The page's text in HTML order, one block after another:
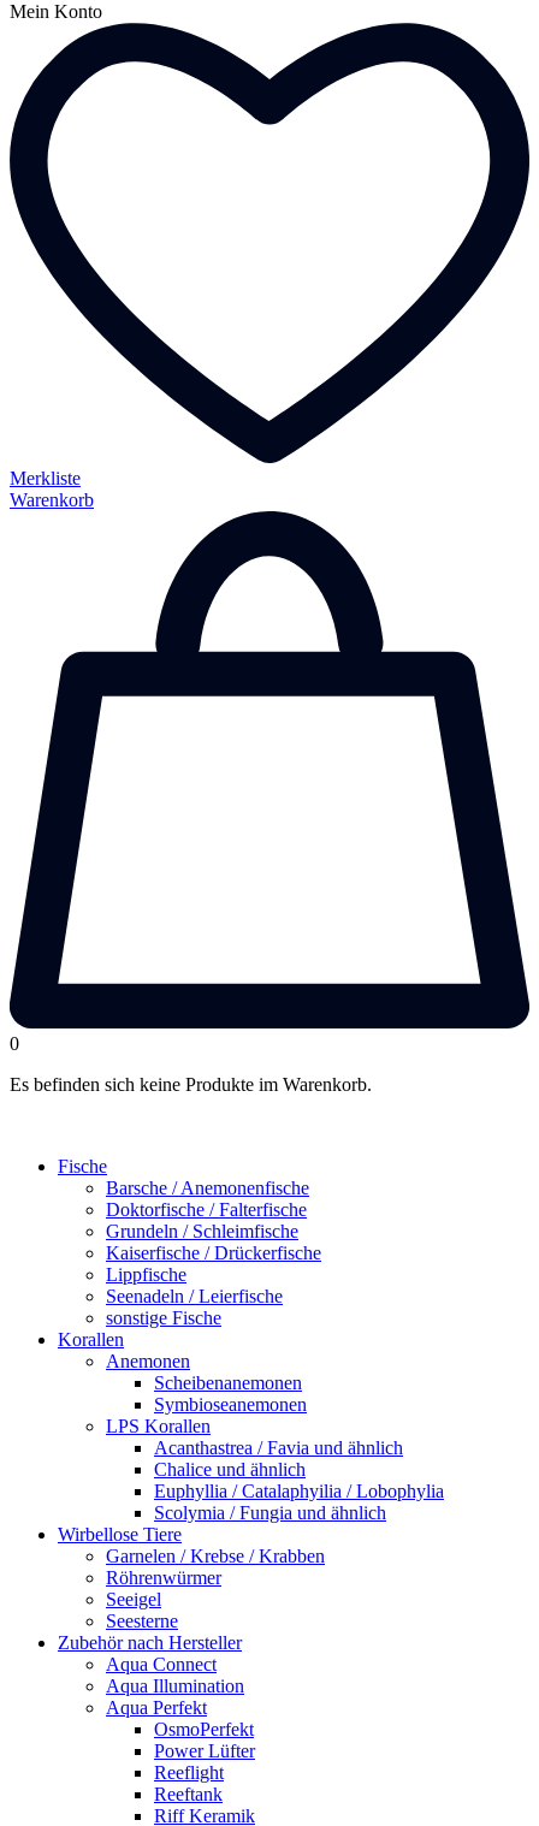
Mein Konto
Merkliste
Warenkorb
0
Es befinden sich keine Produkte im Warenkorb.
Fische
Barsche / Anemonenfische
Doktorfische / Falterfische
Grundeln / Schleimfische
Kaiserfische / Drückerfische
Lippfische
Seenadeln / Leierfische
sonstige Fische
Korallen
Anemonen
Scheibenanemonen
Symbioseanemonen
LPS Korallen
Acanthastrea / Favia und ähnlich
Chalice und ähnlich
Euphyllia / Catalaphyilia / Lobophylia
Scolymia / Fungia und ähnlich
Wirbellose Tiere
Garnelen / Krebse / Krabben
Röhrenwürmer
Seeigel
Seesterne
Zubehör nach Hersteller
Aqua Connect
Aqua Illumination
Aqua Perfekt
OsmoPerfekt
Power Lüfter
Reeflight
Reeftank
Riff Keramik